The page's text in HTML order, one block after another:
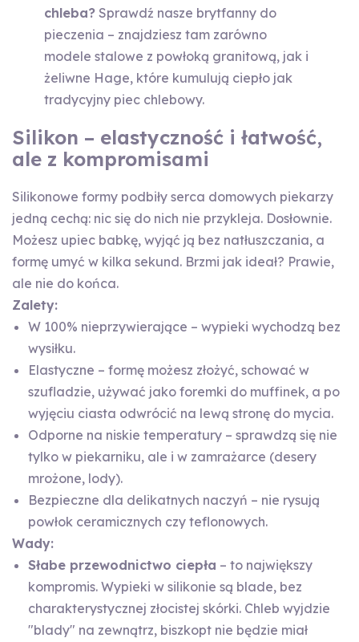
chleba? Sprawdź nasze brytfanny do
pieczenia – znajdziesz tam zarówno
modele stalowe z powłoką granitową, jak i
żeliwne Hage, które kumulują ciepło jak
tradycyjny piec chlebowy.
Silikon – elastyczność i łatwość,
ale z kompromisami
Silikonowe formy podbiły serca domowych piekarzy
jedną cechą: nic się do nich nie przykleja. Dosłownie.
Możesz upiec babkę, wyjąć ją bez natłuszczania, a
formę umyć w kilka sekund. Brzmi jak ideał? Prawie,
ale nie do końca.
Zalety:
W 100% nieprzywierające – wypieki wychodzą bez
wysiłku.
Elastyczne – formę możesz złożyć, schować w
szufladzie, używać jako foremki do muffinek, a po
wyjęciu ciasta odwrócić na lewą stronę do mycia.
Odporne na niskie temperatury – sprawdzą się nie
tylko w piekarniku, ale i w zamrażarce (desery
mrożone, lody).
Bezpieczne dla delikatnych naczyń – nie rysują
powłok ceramicznych czy teflonowych.
Wady:
Słabe przewodnictwo ciepła – to największy
kompromis. Wypieki w silikonie są blade, bez
charakterystycznej złocistej skórki. Chleb wyjdzie
"blady" na zewnątrz, biszkopt nie będzie miał